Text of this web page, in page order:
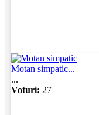
Motan simpatic...
...
Voturi: 27